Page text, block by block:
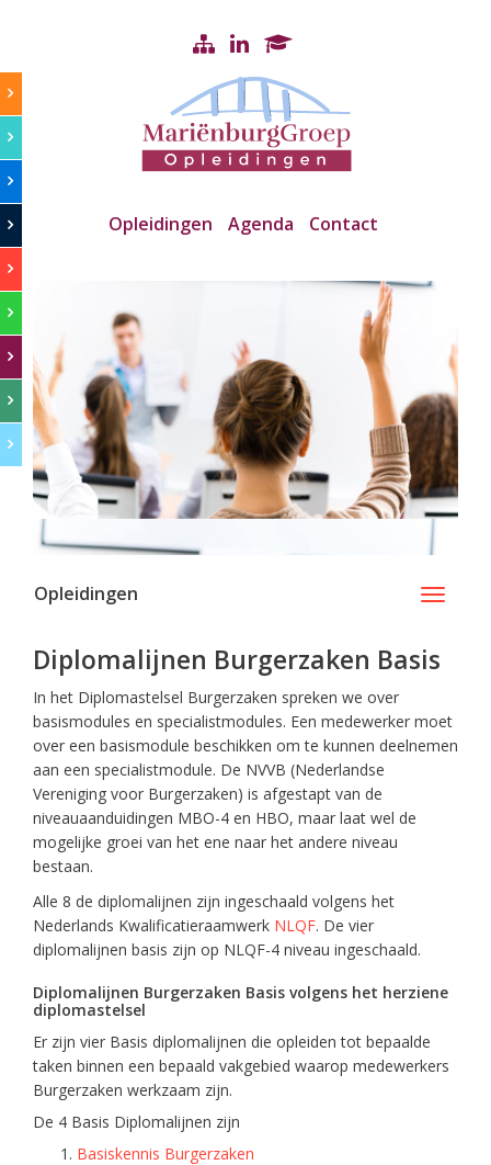
Opleidingen Agenda Contact
Toggle
Opleidingen
Diplomalijnen Burgerzaken Basis
In het Diplomastelsel Burgerzaken spreken we over
basismodules en specialistmodules. Een medewerker moet
over een basismodule beschikken om te kunnen deelnemen
aan een specialistmodule. De NVVB (Nederlandse
Vereniging voor Burgerzaken) is afgestapt van de
niveauaanduidingen MBO-4 en HBO, maar laat wel de
mogelijke groei van het ene naar het andere niveau
bestaan.
Alle 8 de diplomalijnen zijn ingeschaald volgens het
Nederlands Kwalificatieraamwerk NLQF. De vier
diplomalijnen basis zijn op NLQF-4 niveau ingeschaald.
Diplomalijnen Burgerzaken Basis volgens het herziene
diplomastelsel
Er zijn vier Basis diplomalijnen die opleiden tot bepaalde
taken binnen een bepaald vakgebied waarop medewerkers
Burgerzaken werkzaam zijn.
De 4 Basis Diplomalijnen zijn
Basiskennis Burgerzaken